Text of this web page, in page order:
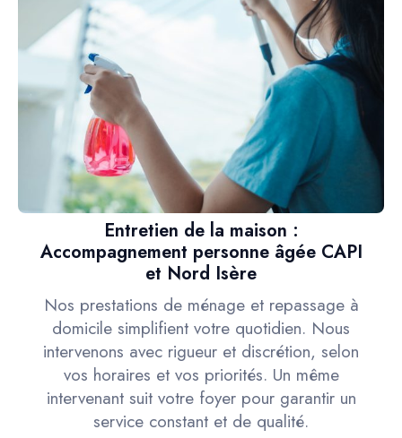
Entretien de la maison :
Accompagnement personne âgée CAPI
et Nord Isère
Nos prestations de ménage et repassage à
domicile simplifient votre quotidien. Nous
intervenons avec rigueur et discrétion, selon
vos horaires et vos priorités. Un même
intervenant suit votre foyer pour garantir un
service constant et de qualité.